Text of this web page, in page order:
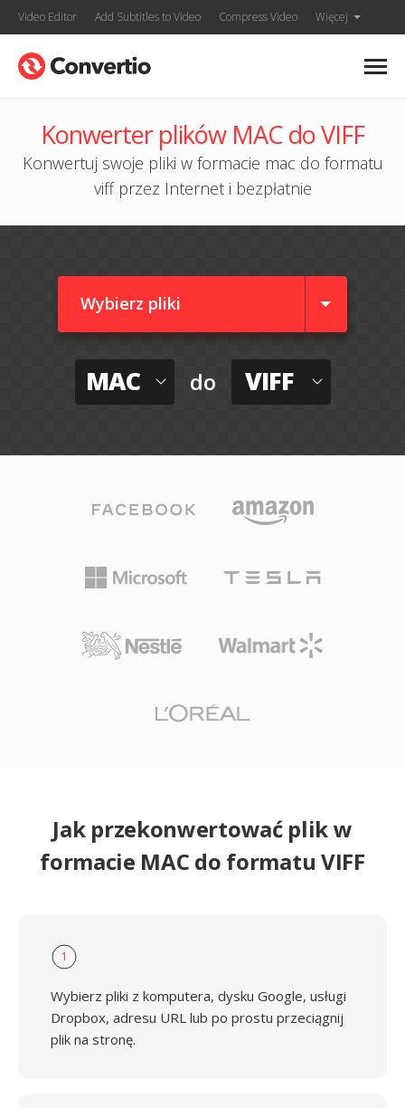
Video Editor Add Subtitles to Video Compress Video Więcej
Konwerter plików MAC do VIFF
Konwertuj swoje pliki w formacie mac do formatu
viff przez Internet i bezpłatnie
Wybierz pliki
MAC do VIFF
Jak przekonwertować plik w
formacie MAC do formatu VIFF
1
Wybierz pliki z komputera, dysku Google, usługi
Dropbox, adresu URL lub po prostu przeciągnij
plik na stronę.